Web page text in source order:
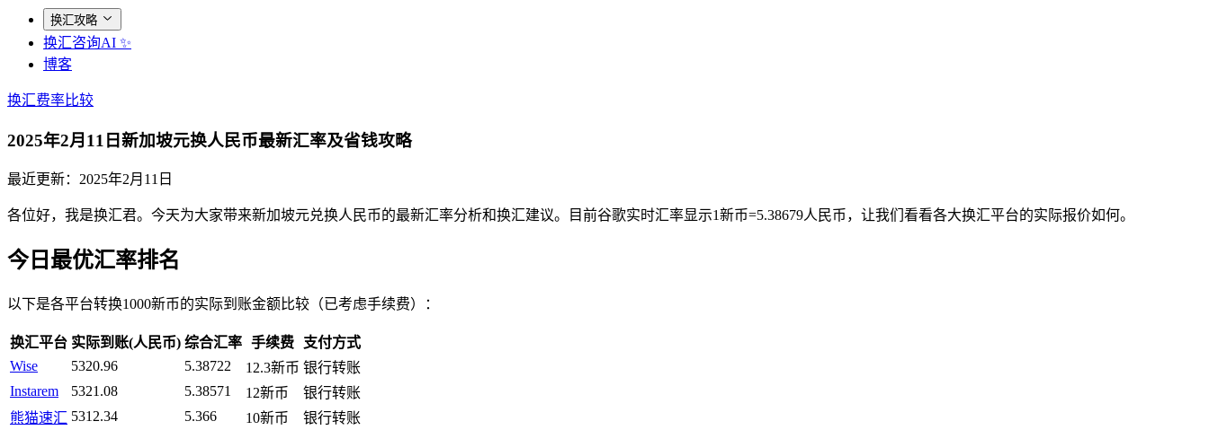
换汇攻略
换汇咨询AI ✨
博客
换汇费率比较
2025年2月11日新加坡元换人民币最新汇率及省钱攻略
最近更新： 2025年2月11日
各位好，我是换汇君。今天为大家带来新加坡元兑换人民币的最新汇率分析和换汇建议。目前谷歌实时汇率显示1新币=5.38679人民币，让我们看看各大换汇平台的实际报价如何。
今日最优汇率排名
以下是各平台转换1000新币的实际到账金额比较（已考虑手续费）：
换汇平台 实际到账(人民币) 综合汇率 手续费
支付方式
Wise
5320.96 5.38722 12.3新币 银行转账
Instarem
5321.08 5.38571 12新币
银行转账
熊猫速汇 5312.34 5.366 10新币
银行转账